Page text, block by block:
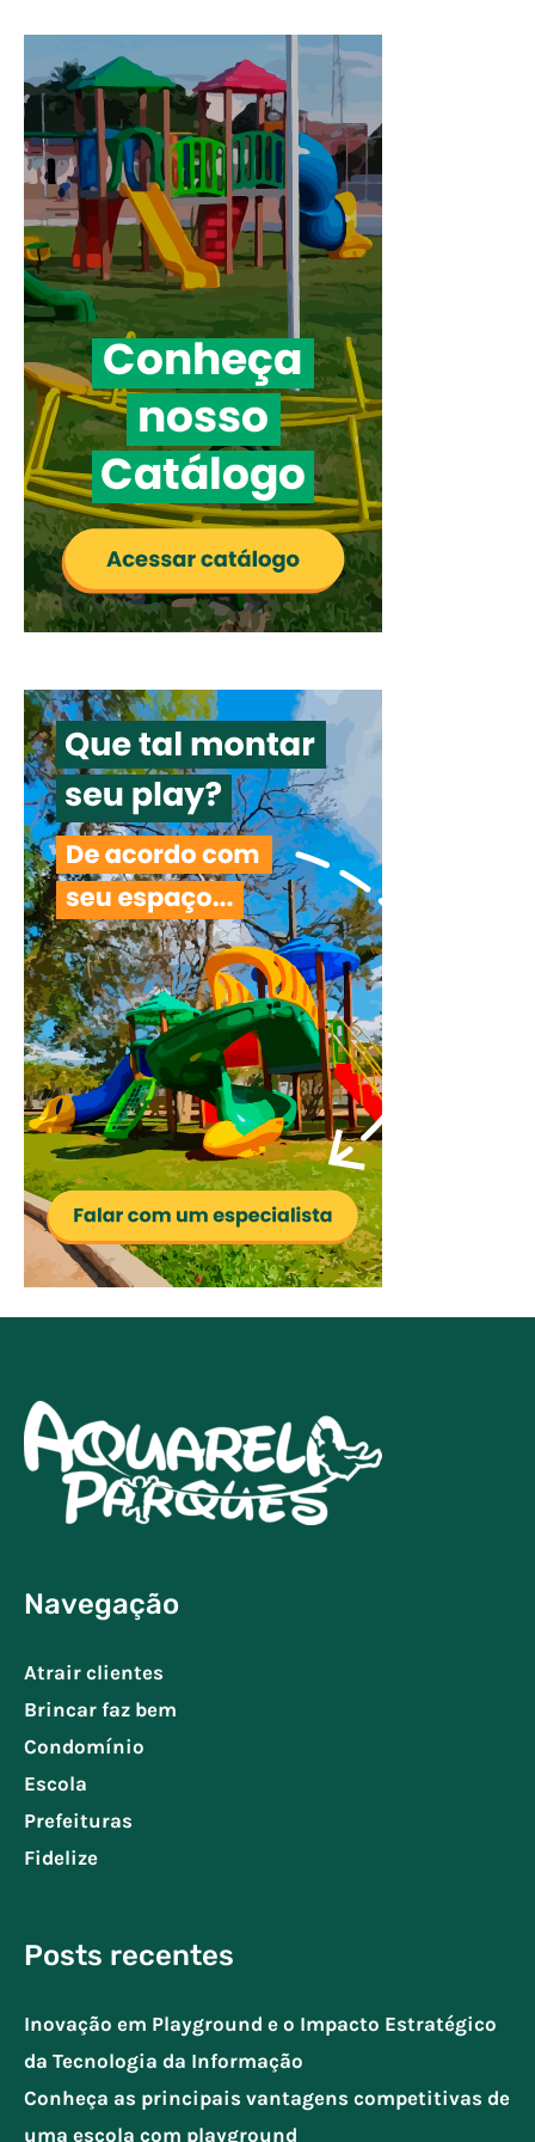
Navegação
Atrair clientes
Brincar faz bem
Condomínio
Escola
Prefeituras
Fidelize
Posts recentes
Inovação em Playground e o Impacto Estratégico
da Tecnologia da Informação
Conheça as principais vantagens competitivas de
uma escola com playground